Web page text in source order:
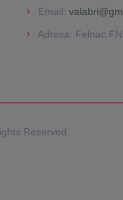
Email:
Adresa: Felnac
Reserved.